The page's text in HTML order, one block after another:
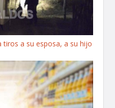
tiros a su esposa, a su hijo